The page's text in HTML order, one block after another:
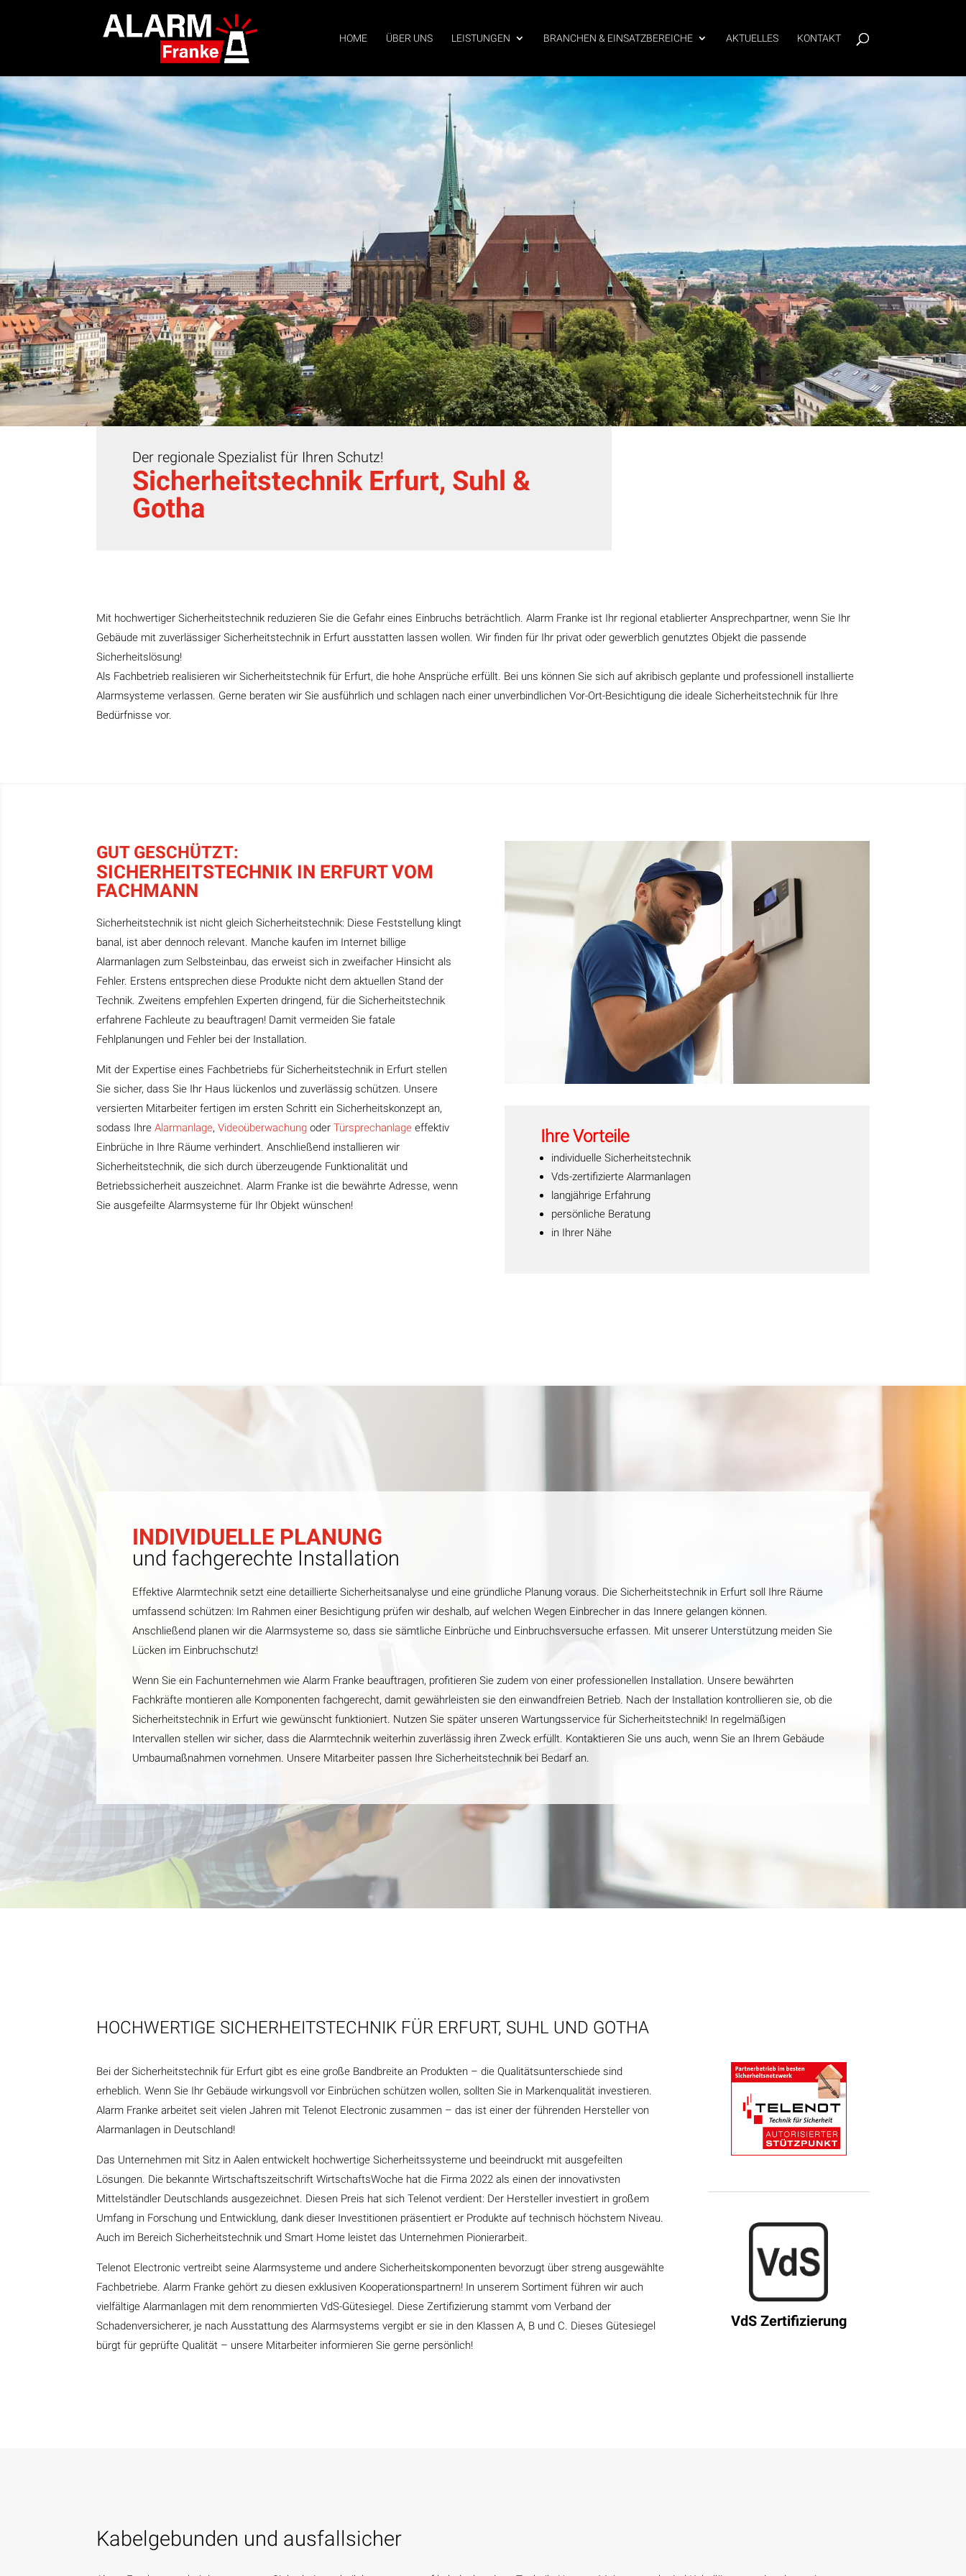
HOME ÜBER UNS LEISTUNGEN BRANCHEN & EINSATZBEREICHE AKTUELLES KONTAKT
Der regionale Spezialist für Ihren Schutz!
Sicherheitstechnik Erfurt, Suhl &
Gotha
Mit hochwertiger Sicherheitstechnik reduzieren Sie die Gefahr eines Einbruchs beträchtlich. Alarm Franke ist Ihr regional etablierter Ansprechpartner, wenn Sie Ihr
Gebäude mit zuverlässiger Sicherheitstechnik in Erfurt ausstatten lassen wollen. Wir finden für Ihr privat oder gewerblich genutztes Objekt die passende
Sicherheitslösung!
Als Fachbetrieb realisieren wir Sicherheitstechnik für Erfurt, die hohe Ansprüche erfüllt. Bei uns können Sie sich auf akribisch geplante und professionell installierte
Alarmsysteme verlassen. Gerne beraten wir Sie ausführlich und schlagen nach einer unverbindlichen Vor-Ort-Besichtigung die ideale Sicherheitstechnik für Ihre
Bedürfnisse vor.
GUT GESCHÜTZT:
SICHERHEITSTECHNIK IN ERFURT VOM
FACHMANN
Sicherheitstechnik ist nicht gleich Sicherheitstechnik: Diese Feststellung klingt
banal, ist aber dennoch relevant. Manche kaufen im Internet billige
Alarmanlagen zum Selbsteinbau, das erweist sich in zweifacher Hinsicht als
Fehler. Erstens entsprechen diese Produkte nicht dem aktuellen Stand der
Technik. Zweitens empfehlen Experten dringend, für die Sicherheitstechnik
erfahrene Fachleute zu beauftragen! Damit vermeiden Sie fatale
Fehlplanungen und Fehler bei der Installation.
Mit der Expertise eines Fachbetriebs für Sicherheitstechnik in Erfurt stellen
Sie sicher, dass Sie Ihr Haus lückenlos und zuverlässig schützen. Unsere
versierten Mitarbeiter fertigen im ersten Schritt ein Sicherheitskonzept an,
sodass IhreAlarmanlage,Videoüberwachung oderTürsprechanlage effektiv
Einbrüche in Ihre Räume verhindert. Anschließend installieren wir
Sicherheitstechnik, die sich durch überzeugende Funktionalität und
Betriebssicherheit auszeichnet. Alarm Franke ist die bewährte Adresse, wenn
Sie ausgefeilte Alarmsysteme für Ihr Objekt wünschen!
Ihre Vorteile
individuelle Sicherheitstechnik
Vds-zertifizierte Alarmanlagen
langjährige Erfahrung
persönliche Beratung
in Ihrer Nähe
INDIVIDUELLE PLANUNG
und fachgerechte Installation
Effektive Alarmtechnik setzt eine detaillierte Sicherheitsanalyse und eine gründliche Planung voraus. Die Sicherheitstechnik in Erfurt soll Ihre Räume
umfassend schützen: Im Rahmen einer Besichtigung prüfen wir deshalb, auf welchen Wegen Einbrecher in das Innere gelangen können.
Anschließend planen wir die Alarmsysteme so, dass sie sämtliche Einbrüche und Einbruchsversuche erfassen. Mit unserer Unterstützung meiden Sie
Lücken im Einbruchschutz!
Wenn Sie ein Fachunternehmen wie Alarm Franke beauftragen, profitieren Sie zudem von einer professionellen Installation. Unsere bewährten
Fachkräfte montieren alle Komponenten fachgerecht, damit gewährleisten sie den einwandfreien Betrieb. Nach der Installation kontrollieren sie, ob die
Sicherheitstechnik in Erfurt wie gewünscht funktioniert. Nutzen Sie später unseren Wartungsservice für Sicherheitstechnik! In regelmäßigen
Intervallen stellen wir sicher, dass die Alarmtechnik weiterhin zuverlässig ihren Zweck erfüllt. Kontaktieren Sie uns auch, wenn Sie an Ihrem Gebäude
Umbaumaßnahmen vornehmen. Unsere Mitarbeiter passen Ihre Sicherheitstechnik bei Bedarf an.
HOCHWERTIGE SICHERHEITSTECHNIK FÜR ERFURT, SUHL UND GOTHA
Bei der Sicherheitstechnik für Erfurt gibt es eine große Bandbreite an Produkten – die Qualitätsunterschiede sind
erheblich. Wenn Sie Ihr Gebäude wirkungsvoll vor Einbrüchen schützen wollen, sollten Sie in Markenqualität investieren.
Alarm Franke arbeitet seit vielen Jahren mit Telenot Electronic zusammen – das ist einer der führenden Hersteller von
Alarmanlagen in Deutschland!
Das Unternehmen mit Sitz in Aalen entwickelt hochwertige Sicherheitssysteme und beeindruckt mit ausgefeilten
Lösungen. Die bekannte Wirtschaftszeitschrift WirtschaftsWoche hat die Firma 2022 als einen der innovativsten
Mittelständler Deutschlands ausgezeichnet. Diesen Preis hat sich Telenot verdient: Der Hersteller investiert in großem
Umfang in Forschung und Entwicklung, dank dieser Investitionen präsentiert er Produkte auf technisch höchstem Niveau.
Auch im Bereich Sicherheitstechnik und Smart Home leistet das Unternehmen Pionierarbeit.
Telenot Electronic vertreibt seine Alarmsysteme und andere Sicherheitskomponenten bevorzugt über streng ausgewählte
Fachbetriebe. Alarm Franke gehört zu diesen exklusiven Kooperationspartnern! In unserem Sortiment führen wir auch
vielfältige Alarmanlagen mit dem renommierten VdS-Gütesiegel. Diese Zertifizierung stammt vom Verband der
Schadenversicherer, je nach Ausstattung des Alarmsystems vergibt er sie in den Klassen A, B und C. Dieses Gütesiegel
bürgt für geprüfte Qualität – unsere Mitarbeiter informieren Sie gerne persönlich!
VdS Zertifizierung
Kabelgebunden und ausfallsicher